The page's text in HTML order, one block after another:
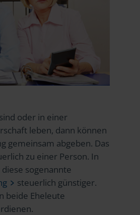
oder in einer
leben, dann können
gemeinsam abgeben. Das
zu einer Person. In
sogenannte
steuerlich günstiger.
beide Eheleute